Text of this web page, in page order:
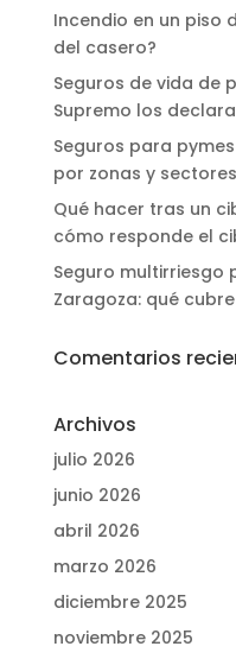
Incendio en un piso
del casero?
Seguros de vida de
Supremo los
Seguros para
por zonas y sectores
Qué hacer tras un
cómo responde el
Seguro multirriesgo
Zaragoza: qué
Comentarios
Archivos
julio 2026
junio 2026
abril 2026
marzo 2026
diciembre 2025
noviembre 2025